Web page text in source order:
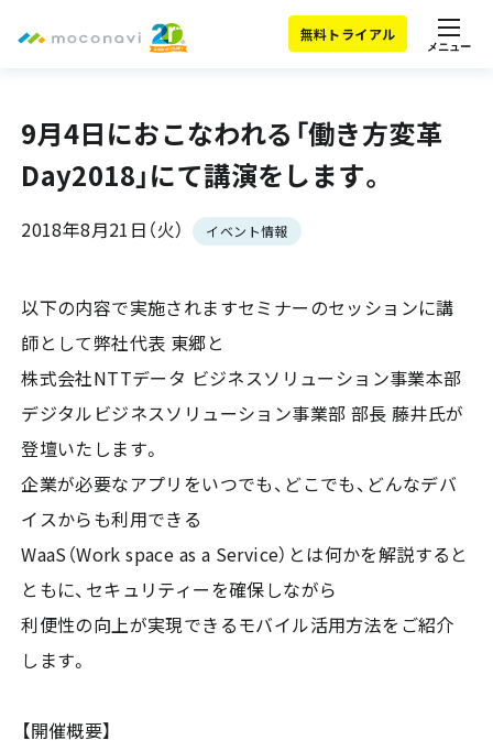
無料トライアル
メニュー
9月4日におこなわれる「働き方変革
Day2018」にて講演をします。
2018年8月21日（火） イベント情報
以下の内容で実施されますセミナーのセッションに講
師として弊社代表 東郷と
株式会社NTTデータ ビジネスソリューション事業本部
デジタルビジネスソリューション事業部 部長 藤井氏が
登壇いたします。
企業が必要なアプリをいつでも、どこでも、どんなデバ
イスからも利用できる
WaaS（Work space as a Service）とは何かを解説すると
ともに、セキュリティーを確保しながら
利便性の向上が実現できるモバイル活用方法をご紹介
します。
【開催概要】